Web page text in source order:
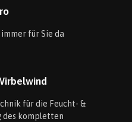
für Sie da
für die Feucht- &
des kompletten